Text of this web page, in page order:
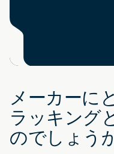
メーカーに
ラッキング
のでしょう